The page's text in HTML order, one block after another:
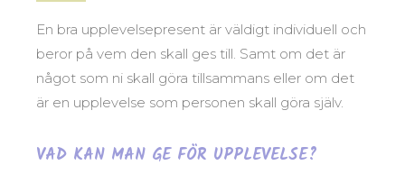
En bra upplevelsepresent är väldigt individuell och
beror på vem den skall ges till. Samt om det är
något som ni skall göra tillsammans eller om det
är en upplevelse som personen skall göra själv.
VAD KAN MAN GE FÖR UPPLEVELSE?